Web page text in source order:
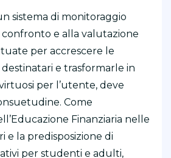
sistema di monitoraggio
confronto e alla valutazione
per accrescere le
e trasformarle in
per l’utente, deve
Come
Finanziaria nelle
e la predisposizione di
per studenti e adulti,